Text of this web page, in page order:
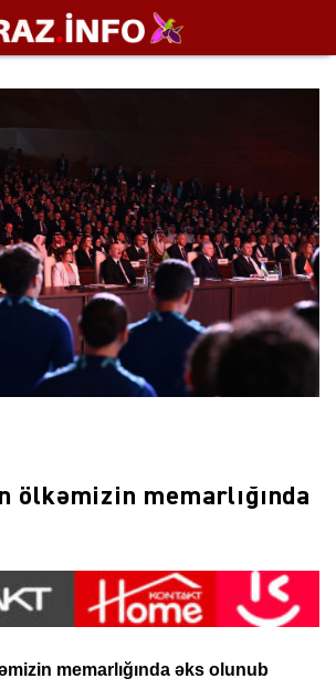
ölkəmizin memarlığında
memarlığında əks olunub